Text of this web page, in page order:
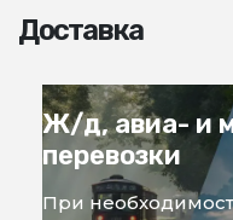
Доставка
Ж/д, авиа- и
перевозки
При